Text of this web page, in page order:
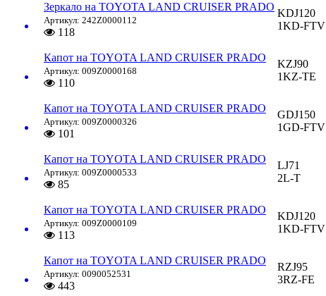
Зеркало на TOYOTA LAND CRUISER PRADO
Артикул: 242Z0000112
118
KDJ120
1KD-FTV
Капот на TOYOTA LAND CRUISER PRADO
Артикул: 009Z0000168
110
KZJ90
1KZ-TE
Капот на TOYOTA LAND CRUISER PRADO
Артикул: 009Z0000326
101
GDJ150
1GD-FTV
Капот на TOYOTA LAND CRUISER PRADO
Артикул: 009Z0000533
85
LJ71
2L-T
Капот на TOYOTA LAND CRUISER PRADO
Артикул: 009Z0000109
113
KDJ120
1KD-FTV
Капот на TOYOTA LAND CRUISER PRADO
Артикул: 0090052531
443
RZJ95
3RZ-FE